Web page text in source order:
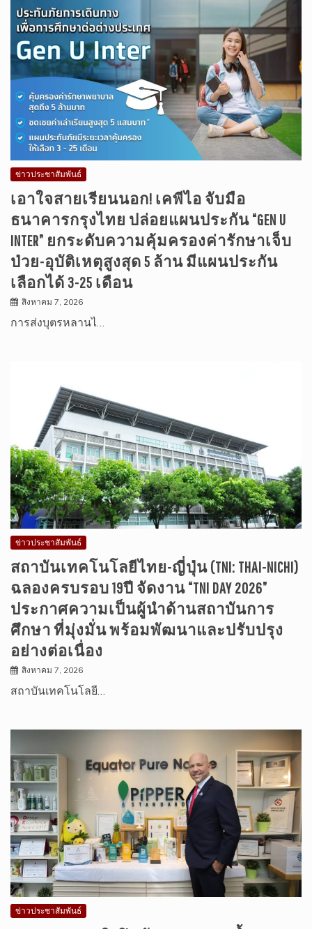
ข่าวประชาสัมพันธ์
เอาใจสายเรียนนอก! เคพีไอ จับมือ
ธนาคารกรุงไทย ปล่อยแผนประกัน “GEN U
INTER” ยกระดับความคุ้มครองค่ารักษาเจ็บ
ป่วย-อุบัติเหตุสูงสุด 5 ล้าน มีแผนประกัน
เลือกได้ 3-25 เดือน
สิงหาคม 7, 2026
การส่งบุตรหลานไ…
ข่าวประชาสัมพันธ์
สถาบันเทคโนโลยีไทย-ญี่ปุ่น (TNI: THAI-NICHI)
ฉลองครบรอบ 19ปี จัดงาน “TNI DAY 2026”
ประกาศความเป็นผู้นำด้านสถาบันการ
ศึกษา ที่มุ่งมั่น พร้อมพัฒนาและปรับปรุง
อย่างต่อเนื่อง
สิงหาคม 7, 2026
สถาบันเทคโนโลยี…
ข่าวประชาสัมพันธ์